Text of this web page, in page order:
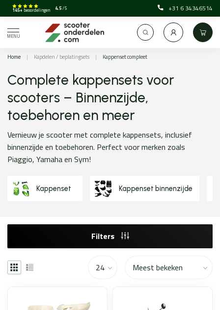
145+ beoordelingen 4.5/5 +31 6 34346514
MENU
Home | Kapdelen / beplatingsets | Kappenset compleet
Complete kappensets voor
scooters – Binnenzijde,
toebehoren en meer
Vernieuw je scooter met complete kappensets, inclusief
binnenzijde en toebehoren. Perfect voor merken zoals
Piaggio, Yamaha en Sym!
Kappenset Kappenset binnenzijde
Filters